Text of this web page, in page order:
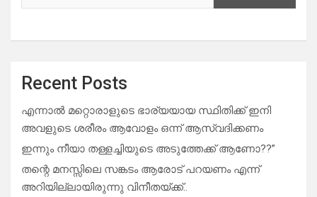
Recent Posts
എന്നാൽ മറ്റൊരാളുടെ ഭാര്യയായ സ്ഥിതിക്ക് ഇനി
അവളുടെ ശരീരം ആവോളം ഒന്ന് ആസ്വദിക്കണം
ഇന്നും നീയാ തള്ളച്ചിയുടെ അടുത്തേക്ക് ആണോ??”
തന്റെ മനസ്സിലെ സങ്കടം ആരോട് പറയണം എന്ന്
അറിയില്ലായിരുന്നു വിനീതയ്ക്ക്..